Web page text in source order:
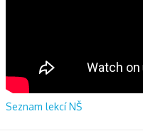
Seznam lekcí NŠ